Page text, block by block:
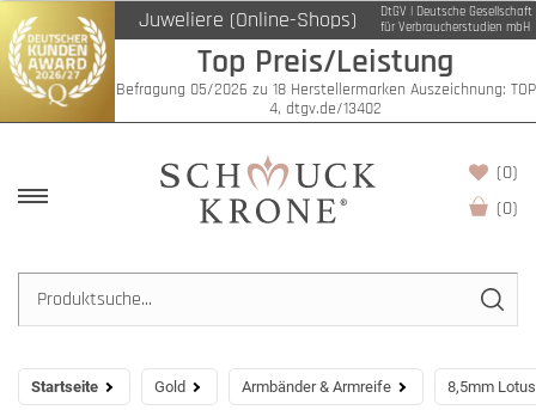
Juweliere (Online-Shops)
DtGV | Deutsche Gesellschaft
für Verbraucherstudien mbH
Top Preis/Leistung
Befragung 05/2026 zu 18 Herstellermarken Auszeichnung: TOP
4, dtgv.de/13402
(0)
(0)
Startseite Gold Armbänder & Armreife 8,5mm